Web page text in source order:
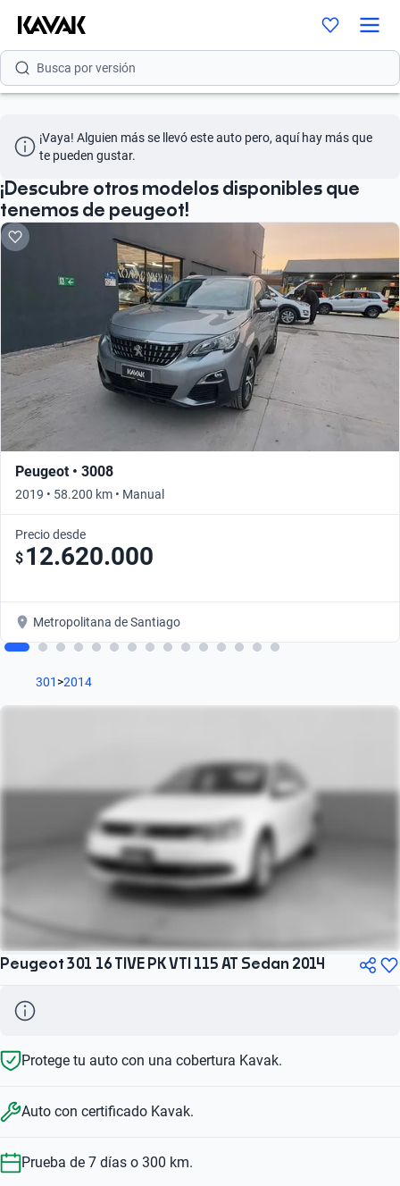
Busca por modelo
Busca por versión
Busca por marca
Busca por modelo
Busca por versión
¡Vaya! Alguien más se llevó este auto pero, aquí hay más que
te pueden gustar.
¡Descubre otros modelos disponibles que
tenemos de peugeot!
Peugeot • 3008
2019 • 58.200 km • Manual
Precio desde
$ 12.620.000
Metropolitana de Santiago
301 >2014
Peugeot 301 16 TIVE PK VTI 115 AT Sedan 2014
Protege tu auto con una cobertura Kavak.
Auto con certificado Kavak.
Prueba de 7 días o 300 km.